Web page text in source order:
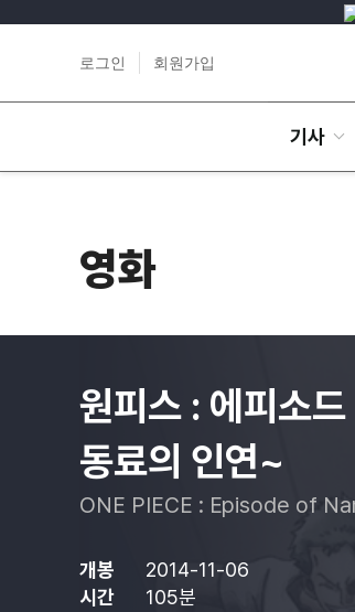
로그인 회원가입
기사
영화
원피스 : 에피소
동료의 인연~
ONE PIECE : Episode of
개봉 2014-11-06
시간
105분